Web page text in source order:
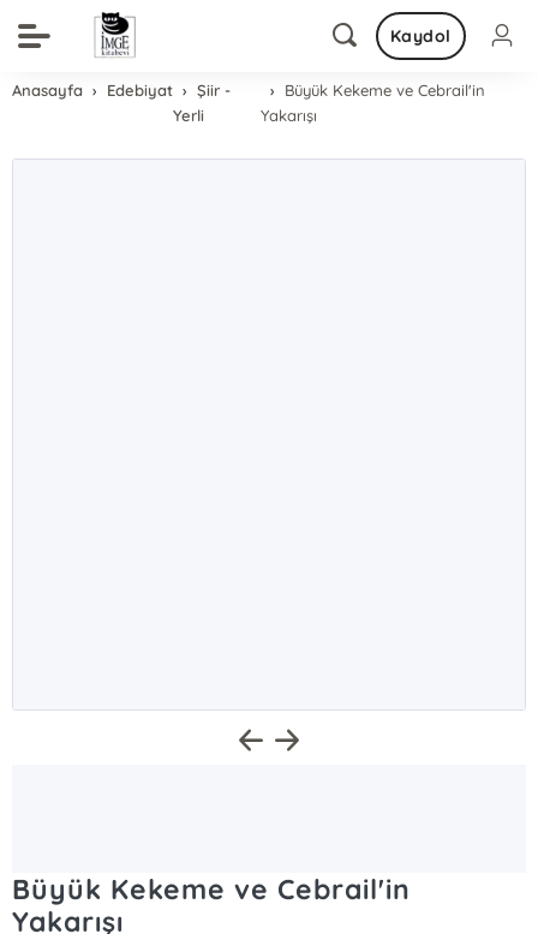
Kaydol
Anasayfa Edebiyat
Şiir -
Yerli
Büyük Kekeme ve Cebrail'in
Yakarışı
Büyük Kekeme ve Cebrail'in
Yakarışı